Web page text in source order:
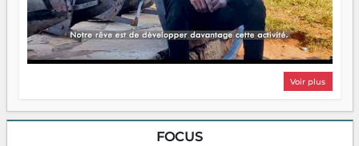
Voir plus
FOCUS